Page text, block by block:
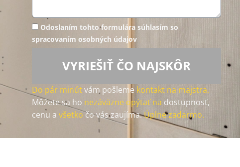
Odoslaním tohto formulára súhlasím so
spracovaním osobných údajov
VYRIEŠIŤ ČO NAJSKÔR
Do pár minútvám pošleme kontakt na majstra.
Môžete sa ho nezáväzne opýtať na dostupnosť,
cenu a všetkočo vás zaujíma.Úplne zadarmo.